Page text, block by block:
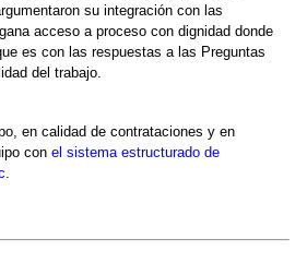
su integración con las
acceso a proceso con dignidad donde
es con las respuestas a las Preguntas
del trabajo.
en calidad de contrataciones y en
con el sistema estructurado de
.